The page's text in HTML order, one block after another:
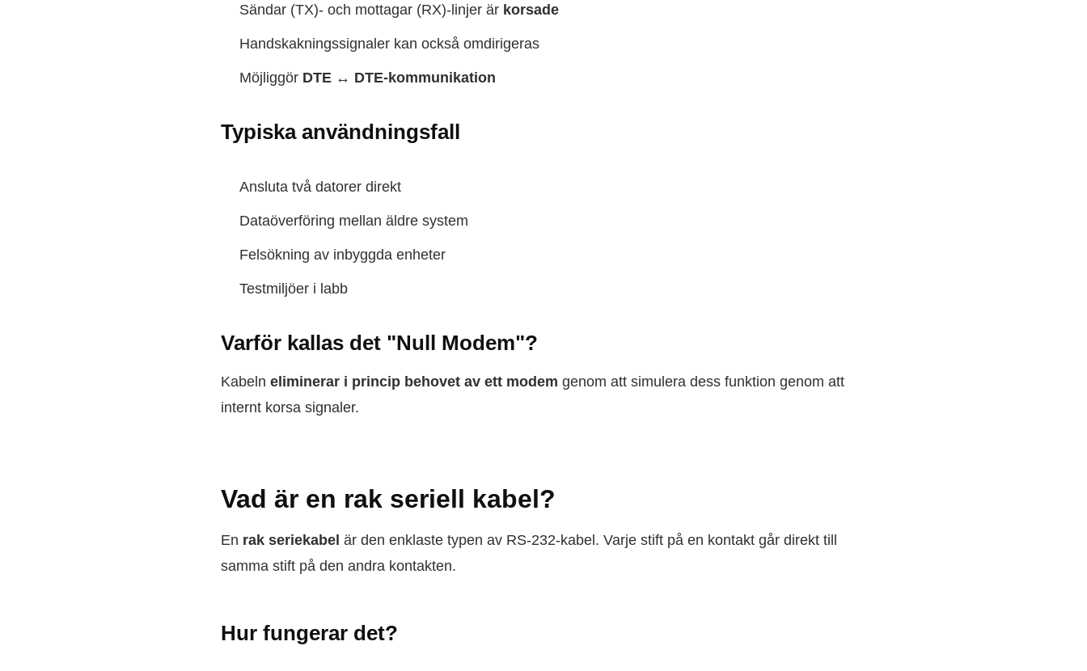
Sändar (TX)- och mottagar (RX)-linjer är korsade
Handskakningssignaler kan också omdirigeras
Möjliggör DTE ↔ DTE-kommunikation
Typiska användningsfall
Ansluta två datorer direkt
Dataöverföring mellan äldre system
Felsökning av inbyggda enheter
Testmiljöer i labb
Varför kallas det "Null Modem"?
Kabeln eliminerar i princip behovet av ett modem genom att simulera dess funktion genom att
internt korsa signaler.
Vad är en rak seriell kabel?
En rak seriekabel är den enklaste typen av RS-232-kabel. Varje stift på en kontakt går direkt till
samma stift på den andra kontakten.
Hur fungerar det?